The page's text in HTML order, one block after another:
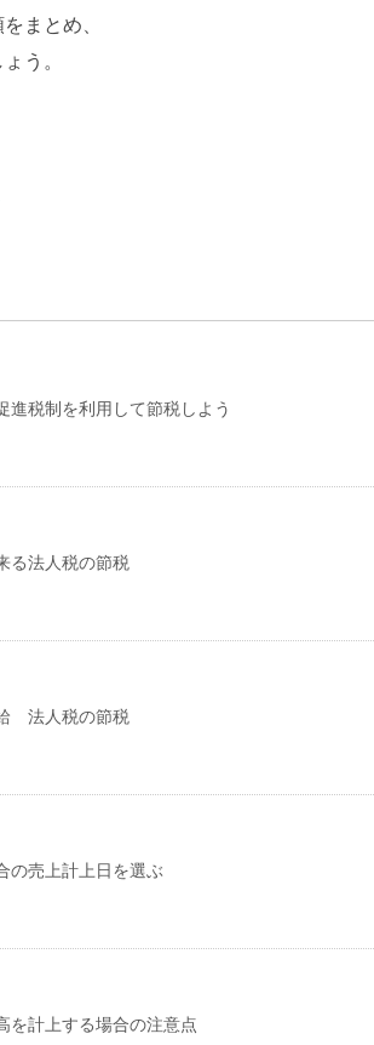
まとめ、
う。
進税制を利用して節税しよう
る法人税の節税
法人税の節税
の売上計上日を選ぶ
を計上する場合の注意点